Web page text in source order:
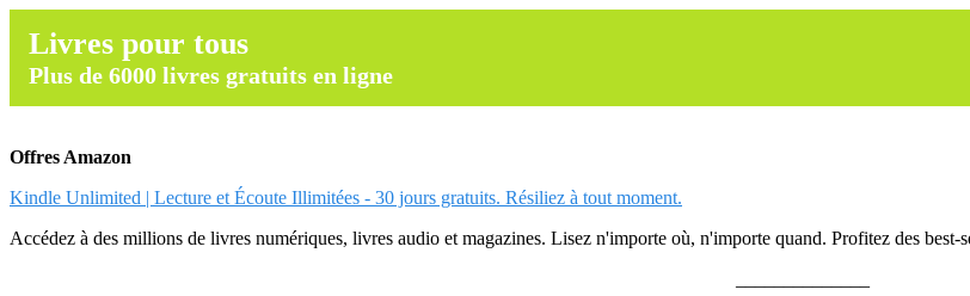
Livres pour tous
Plus de 6000 livres gratuits en ligne
Offres Amazon
Kindle Unlimited | Lecture et Écoute Illimitées - 30 jours gratuits. Résiliez à tout moment.
Accédez à des millions de livres numériques, livres audio et magazines. Lisez n'importe où, n'importe quand. Profitez des best-